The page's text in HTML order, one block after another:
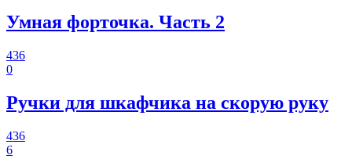
Умная форточка. Часть 2
436
0
Ручки для шкафчика на скорую руку
436
6